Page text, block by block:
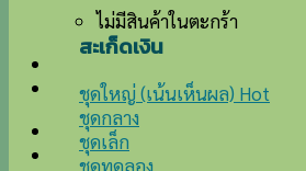
ไม่มีสินค้าในตะกร้า
สะเก็ดเงิน
ชุดใหญ่ (เน้นเห็นผล)
ชุดกลาง
ชุดเล็ก
ชุดทดลอง